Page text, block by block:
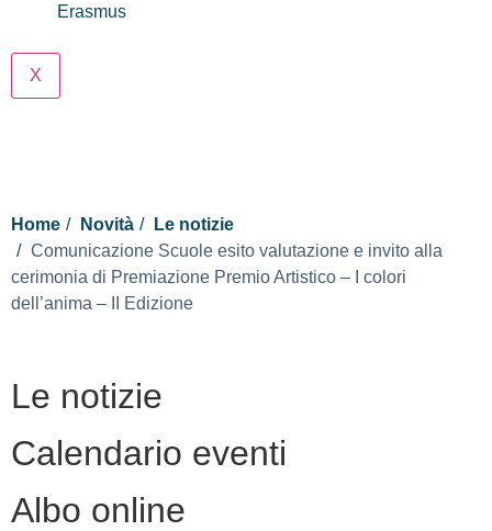
Erasmus
X
Home Novità
Le notizie
Comunicazione Scuole esito valutazione e invito alla
cerimonia di Premiazione Premio Artistico – I colori
dell’anima – II Edizione
Le notizie
Calendario eventi
Albo online